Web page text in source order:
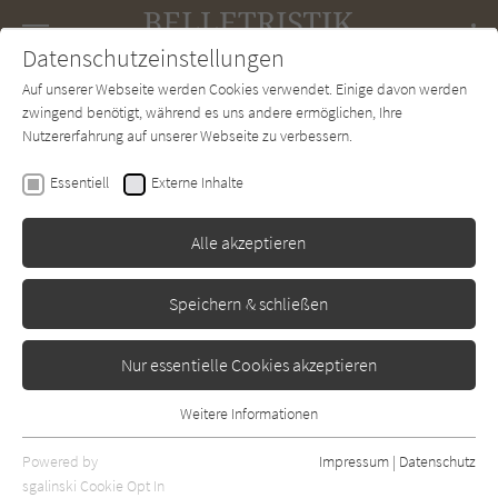
SUCHE Forum Charts Newsletter
Claire Berest Anne Berest
Ein Leben für die
Avantgarde: Die Geschichte
von Gabriële Buffet Picabia
Aufbau Erschienen: September 2021 Bibliogr. Angaben 0
Datenschutzeinstellungen
Auf unserer Webseite werden Cookies verwendet. Einige davon werden
zwingend benötigt, während es uns andere ermöglichen, Ihre
Nutzererfahrung auf unserer Webseite zu verbessern.
Essentiell Externe Inhalte
Alle akzeptieren
Speichern & schließen
Nur essentielle Cookies akzeptieren
Essentielle Cookies werden für grundlegende Funktionen der
Webseite benötigt. Dadurch ist gewährleistet, dass die Webseite
Weitere Informationen
Powered by
sgalinski Cookie Opt In
Impressum | Datenschutz